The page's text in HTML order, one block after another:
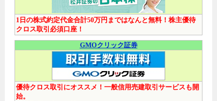
1日の株式約定代金合計50万円まではなんと無料！株主優待
クロス取引必須口座！
GMOクリック証券
優待クロス取引にオススメ！一般信用売建取引サービスも開
始。